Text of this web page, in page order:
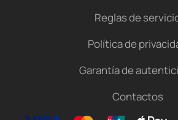
Reglas de
Política de
Garantía de
Contactos